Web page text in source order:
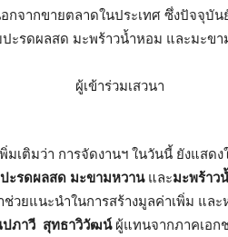
กจากขายตลาดในประเทศ ซึ่งปัจจุบั
ะรดผลสด มะพร้าวน้ำหอม และมะข
มเติมว่า การจัดงานฯ ในวันนี้ ยังแสดง
ะรดผลสด มะขามหวาน และมะพร้าว
ยแนะนำในการสร้างมูลค่าเพิ่ม และ
ภาวี สุทธาวิวัฒน์ผู้แทนจากภาคเอก